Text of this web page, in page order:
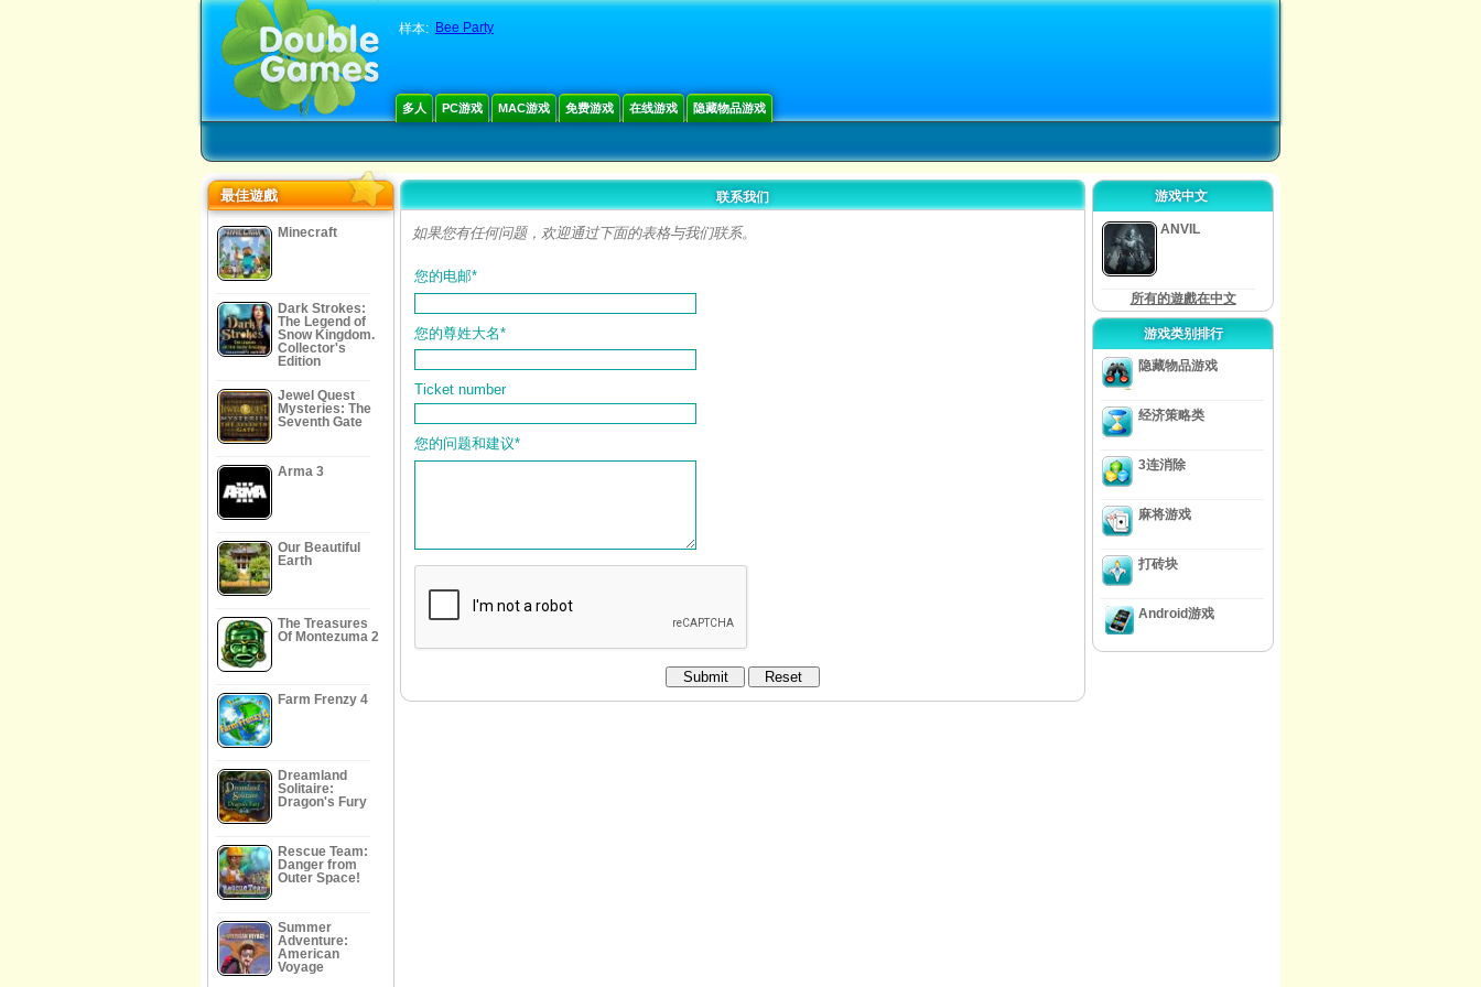
样本: Bee Party
多人 PC游戏 MAC游戏 免费游戏 在线游戏 隐藏物品游戏
最佳遊戲
Minecraft
Dark Strokes:
The Legend of
Snow Kingdom.
Collector's
Edition
Jewel Quest
Mysteries: The
Seventh Gate
Arma 3
Our Beautiful
Earth
The Treasures
Of Montezuma 2
Farm Frenzy 4
Dreamland
Solitaire:
Dragon's Fury
Rescue Team:
Danger from
Outer Space!
Summer
Adventure:
American
Voyage
联系我们
如果您有任何问题，欢迎通过下面的表格与我们联系。
您的电邮*
您的尊姓大名*
Ticket number
您的问题和建议*
游戏中文
ANVIL
所有的遊戲在中文
游戏类别排行
隐藏物品游戏
经济策略类
3连消除
麻将游戏
打砖块
Android游戏